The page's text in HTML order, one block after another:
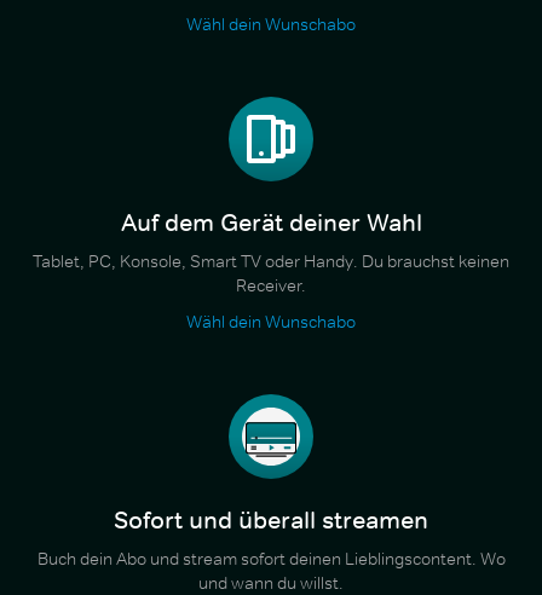
Wähl dein Wunschabo
Auf dem Gerät deiner Wahl
Tablet, PC, Konsole, Smart TV oder Handy. Du brauchst keinen
Receiver.
Wähl dein Wunschabo
Sofort und überall streamen
Buch dein Abo und stream sofort deinen Lieblingscontent. Wo
und wann du willst.